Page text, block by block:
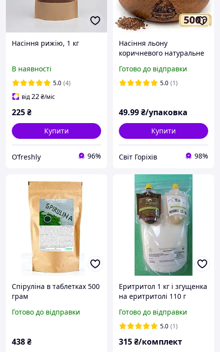
Насіння рижію, 1 кг
В наявності
5.0 (4)
від22₴/міс
225₴
Купити
O’freshly 96%
Насіння льону
коричневого натуральне
Готово до відправки
5.0 (1)
49.99₴/упаковка
Купити
Світ Горіхів 98%
Спіруліна в таблетках 500
грам
Готово до відправки
438₴
Еритритол 1 кг і згущенка
на еритритолі 110 г
Готово до відправки
5.0 (1)
315₴/комплект